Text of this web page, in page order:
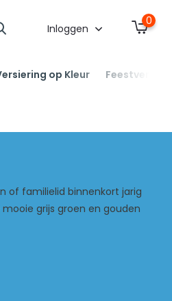
Inloggen
0
op Kleur
of familielid binnenkort jarig
grijs groen en gouden